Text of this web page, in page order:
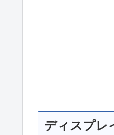
ディスプレ